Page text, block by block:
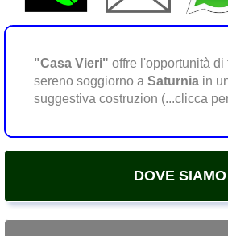
"Casa Vieri" offre l'opportunità di
sereno soggiorno a Saturnia in
suggestiva costruzion (...clicca
DOVE SIAMO